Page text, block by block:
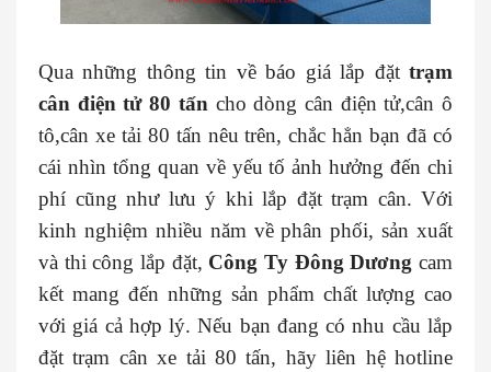
Qua những thông tin về báo giá lắp đặttrạm
cân điện tử 80 tấn cho dòng cân điện tử,cân ô
tô,cân xe tải 80 tấn nêu trên, chắc hẳn bạn đã có
cái nhìn tổng quan về yếu tố ảnh hưởng đến chi
phí cũng như lưu ý khi lắp đặt trạm cân. Với
kinh nghiệm nhiều năm về phân phối, sản xuất
và thi công lắp đặt, Công Ty Đông Dương cam
kết mang đến những sản phẩm chất lượng cao
với giá cả hợp lý. Nếu bạn đang có nhu cầu lắp
đặt trạm cân xe tải 80 tấn, hãy liên hệ hotline